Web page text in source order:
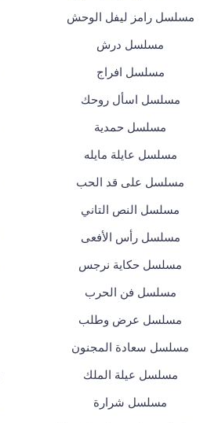
مسلسل رامز ليفل الوحش
مسلسل درش
مسلسل افراج
مسلسل اسأل روحك
مسلسل حمدية
مسلسل عايلة مايله
مسلسل على قد الحب
مسلسل النص التاني
مسلسل رأس الأفعى
مسلسل حكاية نرجس
مسلسل فن الحرب
مسلسل عرض وطلب
مسلسل سعادة المجنون
مسلسل عيلة الملك
مسلسل شرارة